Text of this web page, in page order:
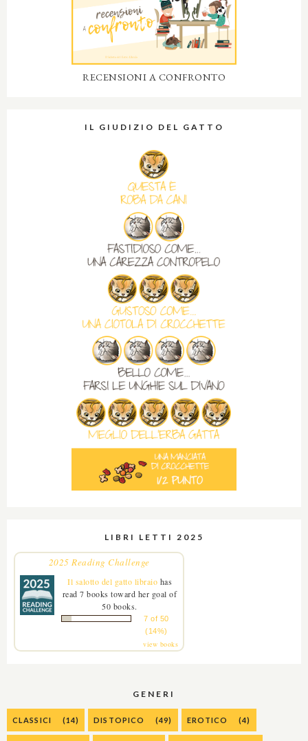
RECENSIONI A CONFRONTO
IL GIUDIZIO DEL GATTO
LIBRI LETTI 2025
2025 Reading Challenge
Il salotto del gatto libraio has
read 7 books toward her goal of
50 books.
7 of 50
(14%)
view books
GENERI
CLASSICI (14) DISTOPICO (49) EROTICO (4)